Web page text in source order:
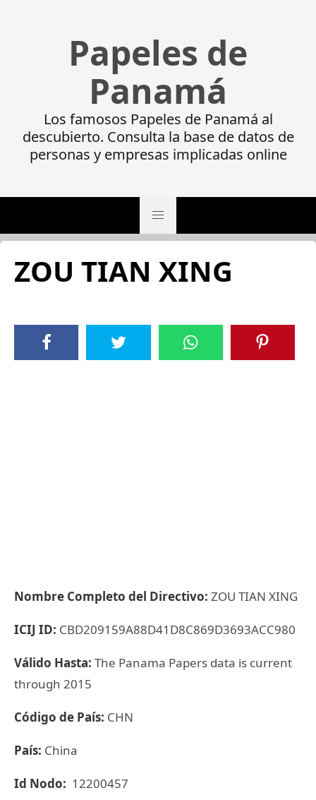
Papeles de
Panamá
Los famosos Papeles de Panamá al
descubierto. Consulta la base de datos de
personas y empresas implicadas online
ZOU TIAN XING
Nombre Completo del Directivo: ZOU TIAN XING
ICIJ ID: CBD209159A88D41D8C869D3693ACC980
Válido Hasta: The Panama Papers data is current
through 2015
Código de País: CHN
País: China
Id Nodo: 12200457